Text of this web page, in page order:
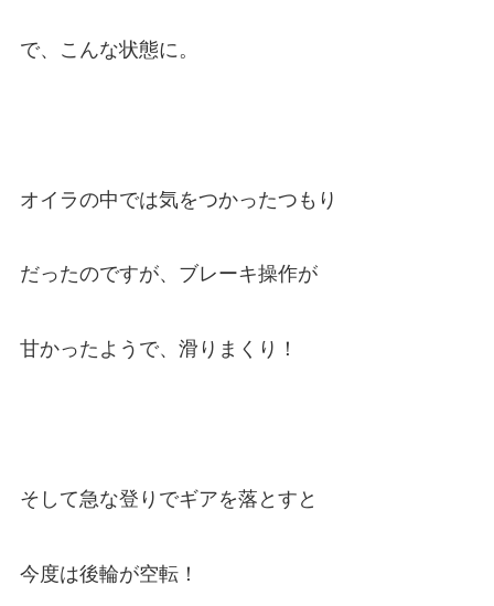
で、こんな状態に。
オイラの中では気をつかったつもり
だったのですが、ブレーキ操作が
甘かったようで、滑りまくり！
そして急な登りでギアを落とすと
今度は後輪が空転！